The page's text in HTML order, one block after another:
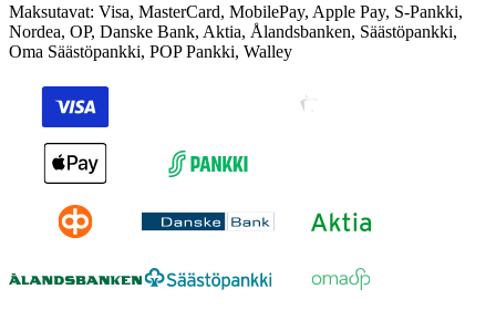
Maksutavat: Visa, MasterCard, MobilePay, Apple Pay, S-Pankki,
Nordea, OP, Danske Bank, Aktia, Ålandsbanken, Säästöpankki,
Oma Säästöpankki, POP Pankki, Walley